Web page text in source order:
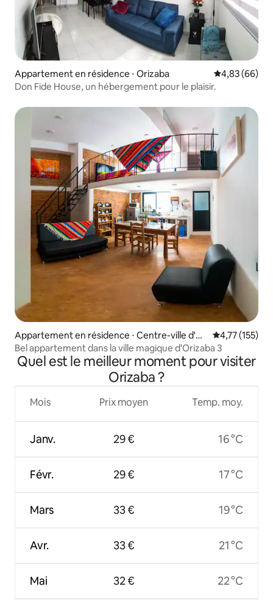
Appartement en résidence ⋅ Orizaba Évaluation
4,83 (66)
Don Fide House, un hébergement pour le plaisir.
Appartement en résidence ⋅ Centre-ville d'Or
izaba
Évaluation
4,77 (155)
Bel appartement dans la ville magique d'Orizaba 3
Quel est le meilleur moment pour visiter
Orizaba ?
Mois
Janv.
Févr.
Mars
Avr.
Mai
Prix moyen
29 €
29 €
33 €
33 €
32 €
Temp. moy.
16 °C
17 °C
19 °C
21 °C
22 °C